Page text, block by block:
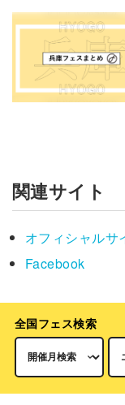
関連サイト
オフィシャルサ
Facebook
全国フェス検索